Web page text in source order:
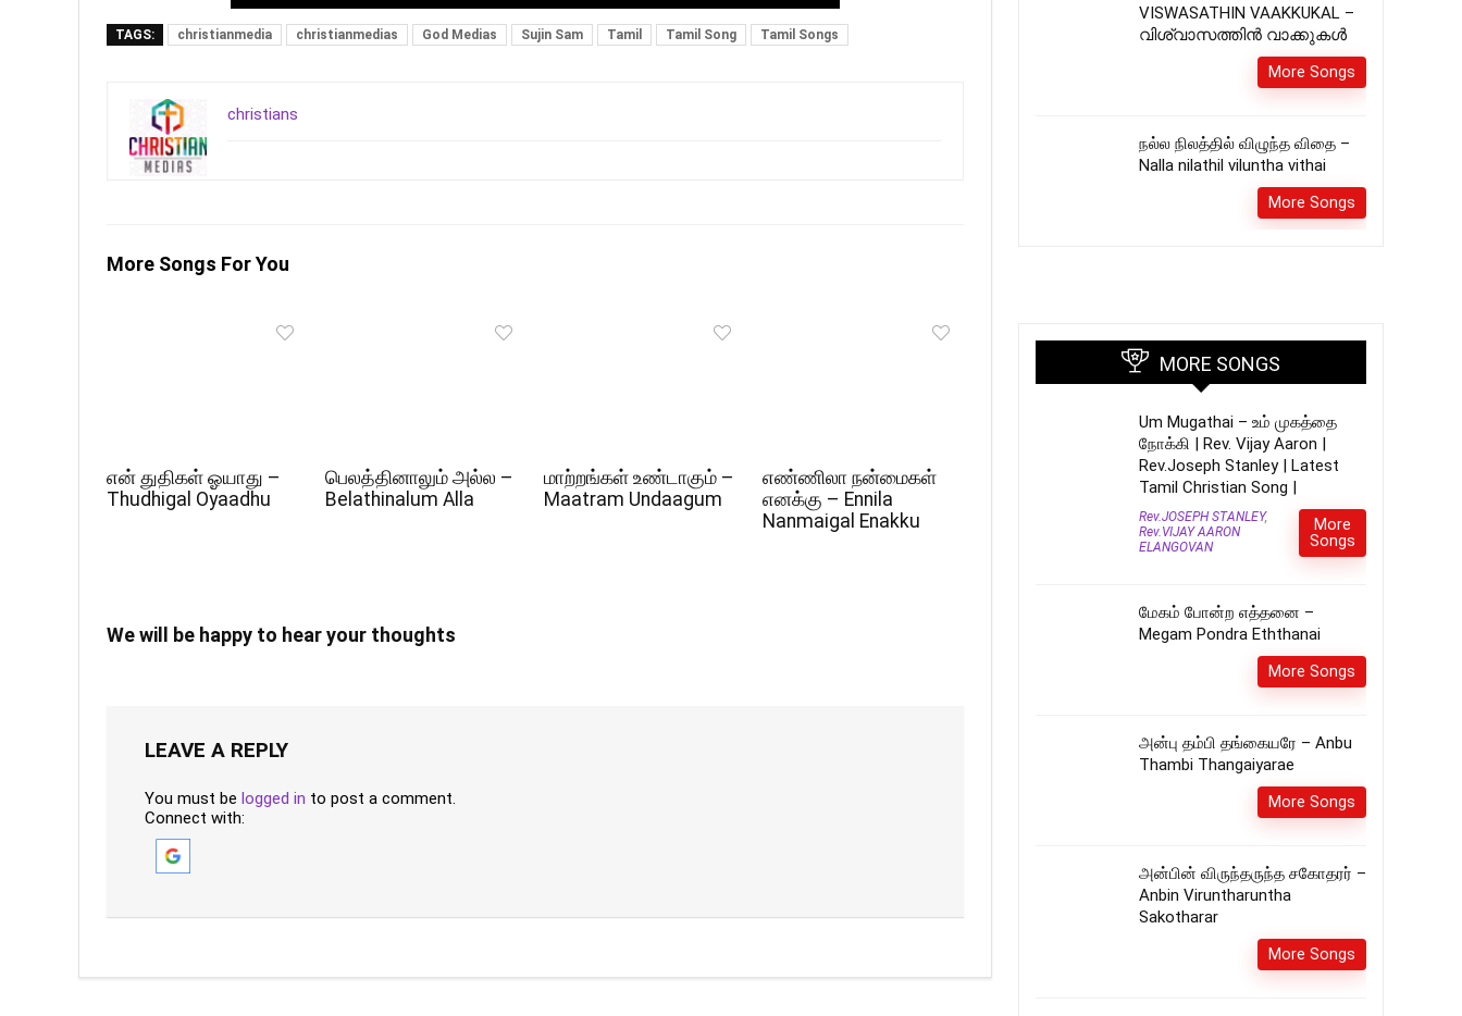
TAGS: christianmedia christianmedias God Medias Sujin Sam Tamil Tamil Song Tamil Songs
christians
More Songs For You
என் துதிகள் ஓயாது –
Thudhigal Oyaadhu
பெலத்தினாலும் அல்ல –
Belathinalum Alla
மாற்றங்கள் உண்டாகும் –
Maatram Undaagum
எண்ணிலா நன்மைகள்
எனக்கு – Ennila
Nanmaigal Enakku
We will be happy to hear your thoughts
LEAVE A REPLY
You must be logged in to post a comment.
Connect with:
VISWASATHIN VAAKKUKAL –
വിശ്വാസത്തിൻ വാക്കുകൾ
More Songs
நல்ல நிலத்தில் விழுந்த விதை –
Nalla nilathil viluntha vithai
More Songs
MORE SONGS
Um Mugathai – உம் முகத்தை
நோக்கி | Rev. Vijay Aaron |
Rev.Joseph Stanley | Latest
Tamil Christian Song |
Rev.JOSEPH STANLEY,
Rev.VIJAY AARON
ELANGOVAN
More
Songs
மேகம் போன்ற எத்தனை –
Megam Pondra Eththanai
More Songs
அன்பு தம்பி தங்கையரே – Anbu
Thambi Thangaiyarae
More Songs
அன்பின் விருந்தருந்த சகோதரர் –
Anbin Viruntharuntha
Sakotharar
More Songs